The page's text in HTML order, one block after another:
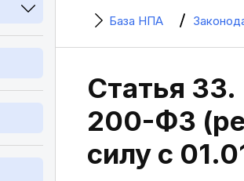
База НПА
Статья
200-ФЗ
силу с